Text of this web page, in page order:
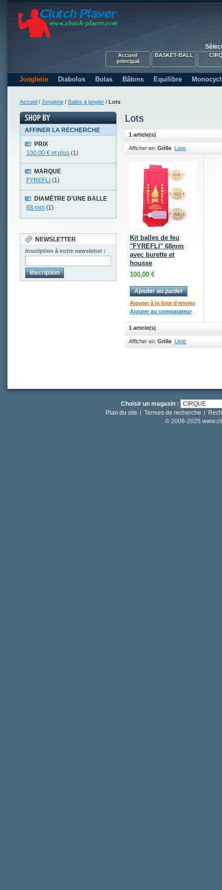
Accueil
principal
BASKET-BALL
Jonglerie Diabolos Bolas Bâtons Equilibre
Accueil / Jonglerie / Balles à jongler / Lots
Lots
1 article(s)
Afficher en: Grille Liste
Kit balles de feu
"FYREFLI" 68mm
avec burette et
housse
100,00 €
Ajouter au panier
Ajouter à la liste d'envies
Ajouter au comparateur
1 article(s)
Afficher en: Grille Liste
AFFINER LA RECHERCHE
PRIX
100,00 € et plus (1)
MARQUE
FYREFLI (1)
DIAMÈTRE D'UNE BALLE
68 mm (1)
NEWSLETTER
Inscription à notre newsletter :
Inscription
Choisir un magasin :
Plan du site
Termes de recherche
© 2008-2025